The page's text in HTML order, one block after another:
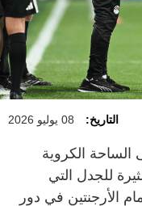
التاريخ: 08 يوليو 2026
الكروية
للجدل التي
الأرجنتين في دور